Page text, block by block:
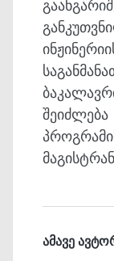
ამავე